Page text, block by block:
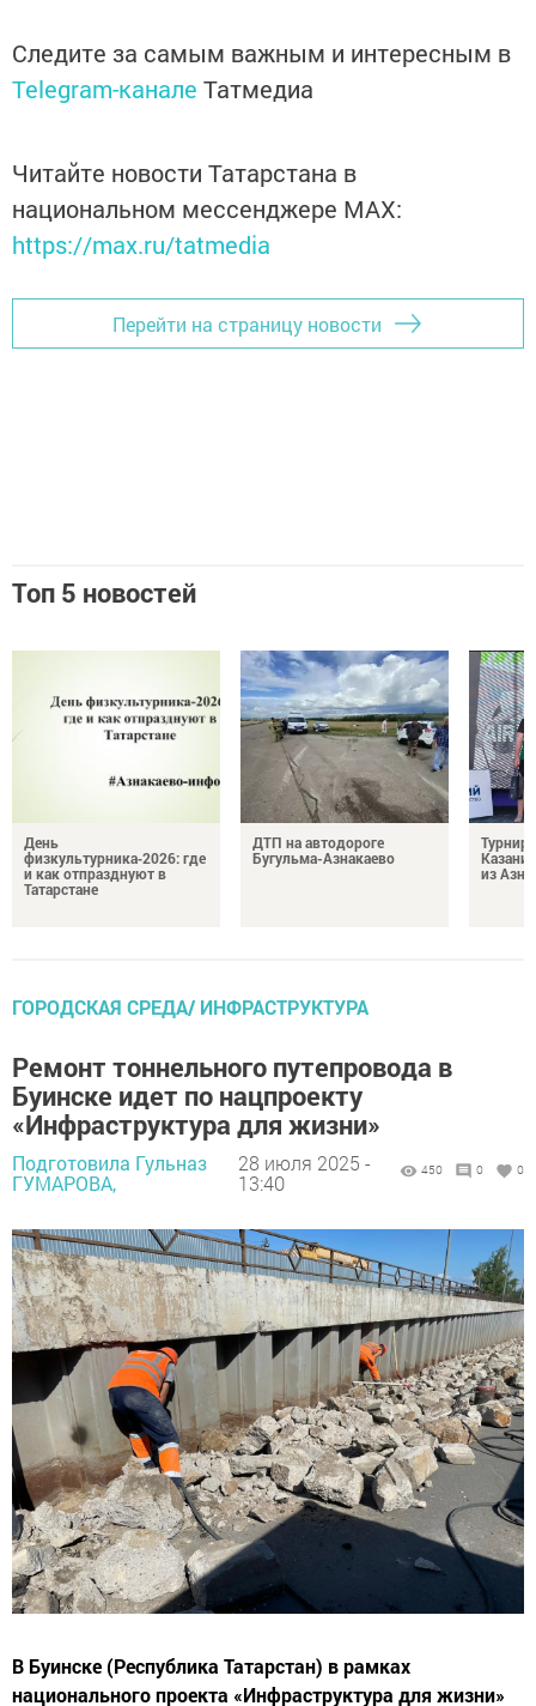
Следите за самым важным и интересным в
Telegram-канале Татмедиа
Читайте новости Татарстана в
национальном мессенджере MАХ:
https://max.ru/tatmedia
Перейти на страницу новости
Топ 5 новостей
День
физкультурника‑2026: где
и как отпразднуют в
Татарстане
ДТП на автодороге
Бугульма-Азнакаево
Турнир
из
ГОРОДСКАЯ СРЕДА/ ИНФРАСТРУКТУРА
Ремонт тоннельного путепровода в
Буинске идет по нацпроекту
«Инфраструктура для жизни»
Подготовила Гульназ
ГУМАРОВА,
28 июля 2025 -
13:40
450 0 0
В Буинске (Республика Татарстан) в рамках
национального проекта «Инфраструктура для жизни»